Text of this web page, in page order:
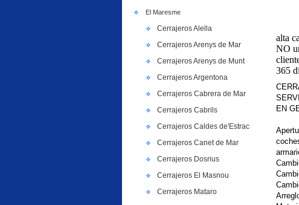
El Maresme
Cerrajeros Alella
Cerrajeros Arenys de Mar
Cerrajeros Arenys de Munt
Cerrajeros Argentona
Cerrajeros Cabrera de Mar
Cerrajeros Cabrils
Cerrajeros Caldes de'Estrac
Cerrajeros Canet de Mar
Cerrajeros Dosrius
Cerrajeros El Masnou
Cerrajeros Mataro
alta
NO
365
EN